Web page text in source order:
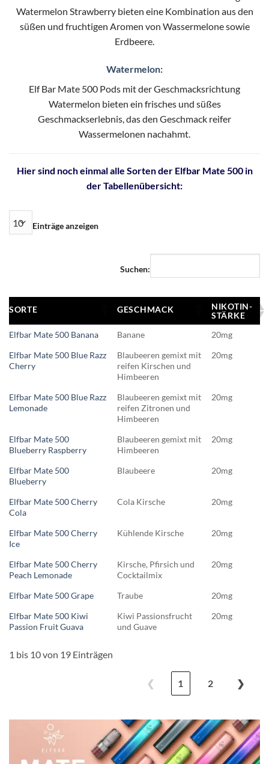
Watermelon Strawberry bieten eine Kombination aus den
süßen und fruchtigen Aromen von Wassermelone sowie
Erdbeere.
Watermelon:
Elf Bar Mate 500 Pods mit der Geschmacksrichtung
Watermelon bieten ein frisches und süßes
Geschmackserlebnis, das den Geschmack reifer
Wassermelonen nachahmt.
Hier sind noch einmal alle Sorten der Elfbar Mate 500 in
der Tabellenübersicht:
Einträge anzeigen
Suchen:
SORTE GESCHMACK
NIKOTIN-
STÄRKE
Elfbar Mate 500 Banana
Banane
20mg
Elfbar Mate 500 Blue Razz
Cherry
Blaubeeren gemixt mit
reifen Kirschen und
Himbeeren
20mg
Elfbar Mate 500 Blue Razz
Lemonade
Blaubeeren gemixt mit
reifen Zitronen und
Himbeeren
20mg
Elfbar Mate 500
Blueberry Raspberry
Blaubeeren gemixt mit
Himbeeren
20mg
Elfbar Mate 500
Blueberry
Blaubeere 20mg
Elfbar Mate 500 Cherry
Cola
Cola Kirsche 20mg
Elfbar Mate 500 Cherry
Ice
Kühlende Kirsche 20mg
Elfbar Mate 500 Cherry
Peach Lemonade
Kirsche, Pfirsich und
Cocktailmix
20mg
Elfbar Mate 500 Grape Traube
20mg
Elfbar Mate 500 Kiwi
Passion Fruit Guava
Kiwi Passionsfrucht
und Guave
20mg
1 bis 10 von 19 Einträgen
❮ 1 2 ❯